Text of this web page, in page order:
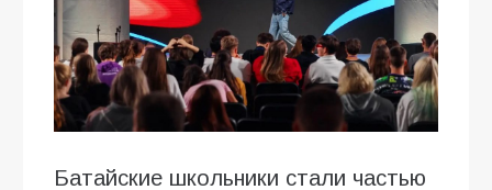
Батайские школьники стали частью